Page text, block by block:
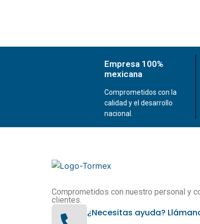
Empresa 100%
mexicana
Comprometidos con la
calidad y el desarrollo
nacional.
Comprometidos con nuestro personal y
clientes.
¿Necesitas ayuda?